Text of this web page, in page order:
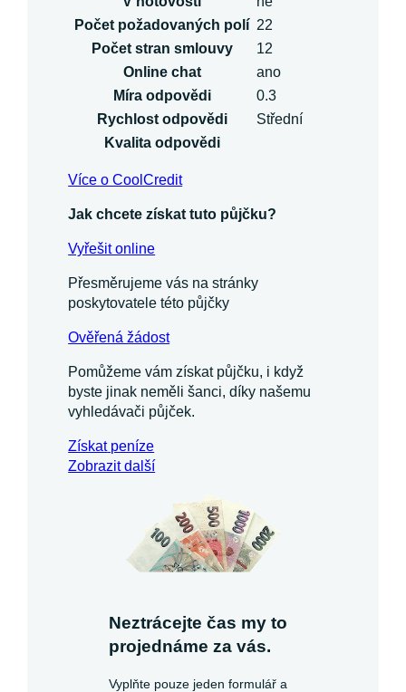
Počet požadovaných polí 22
Počet stran smlouvy
12
Online chat
ano
Míra odpovědi
0.3
Rychlost odpovědi
Střední
Kvalita odpovědi
Více o CoolCredit
Jak chcete získat tuto půjčku?
Vyřešit online
Přesměrujeme vás na stránky
poskytovatele této půjčky
Ověřená žádost
Pomůžeme vám získat půjčku, i když
byste jinak neměli šanci, díky našemu
vyhledávači půjček.
Získatpeníze
Zobrazit další
Neztrácejte čas my to
projednáme za vás.
Vyplňte pouze jeden formulář a